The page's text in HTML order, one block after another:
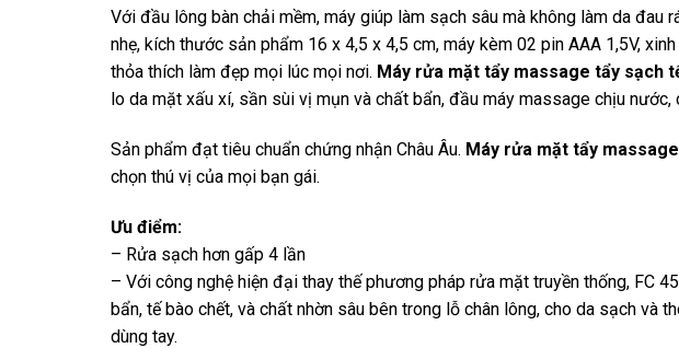
Với đầu lông bàn chải mềm, máy giúp làm sạch sâu mà không làm da đau
nhẹ, kích thước sản phẩm 16 x 4,5 x 4,5 cm, máy kèm 02 pin AAA 1,5V,
thỏa thích làm đẹp mọi lúc mọi nơi. Máy rửa mặt tẩy massage tẩy sạch
lo da mặt xấu xí, sần sùi vị mụn và chất bẩn, đầu máy massage chịu nước,
Sản phẩm đạt tiêu chuẩn chứng nhận Châu Âu. Máy rửa mặt tẩy
chọn thú vị của mọi bạn gái.
Ưu điểm:
– Rửa sạch hơn gấp 4 lần
– Với công nghệ hiện đại thay thế phương pháp rửa mặt truyền thống, FC
bẩn, tế bào chết, và chất nhờn sâu bên trong lỗ chân lông, cho da sạch và
dùng tay.